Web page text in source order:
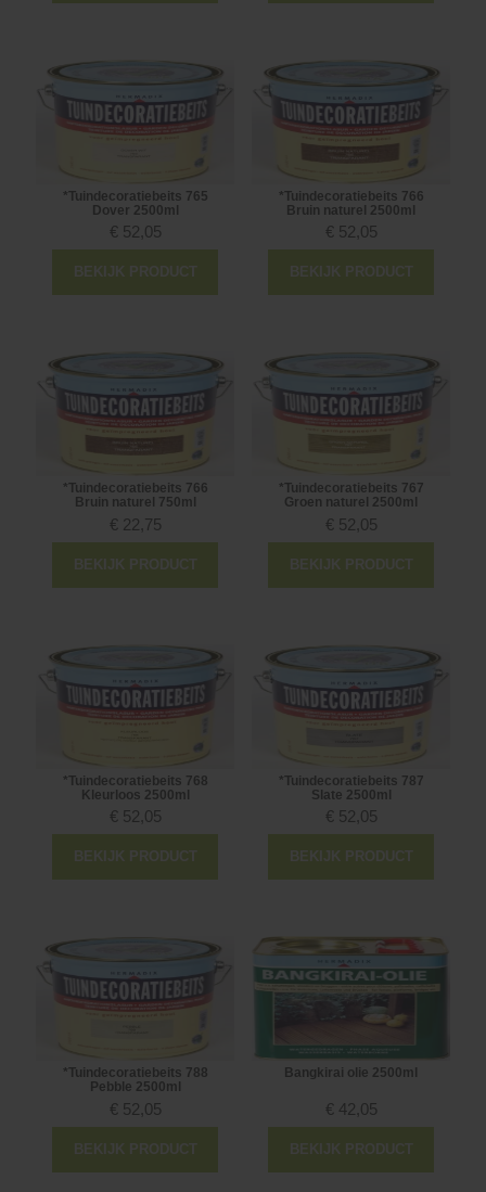
*Tuindecoratiebeits 765
Dover 2500ml
€ 52,05
BEKIJK PRODUCT
*Tuindecoratiebeits 766
Bruin naturel 2500ml
€ 52,05
BEKIJK PRODUCT
*Tuindecoratiebeits 766
Bruin naturel 750ml
€ 22,75
BEKIJK PRODUCT
*Tuindecoratiebeits 767
Groen naturel 2500ml
€ 52,05
BEKIJK PRODUCT
*Tuindecoratiebeits 768
Kleurloos 2500ml
€ 52,05
BEKIJK PRODUCT
*Tuindecoratiebeits 787
Slate 2500ml
€ 52,05
BEKIJK PRODUCT
*Tuindecoratiebeits 788
Pebble 2500ml
€ 52,05
BEKIJK PRODUCT
Bangkirai olie 2500ml
€ 42,05
BEKIJK PRODUCT